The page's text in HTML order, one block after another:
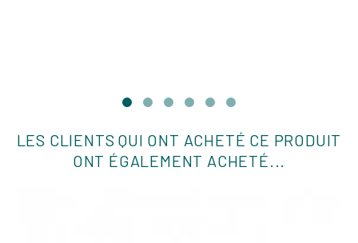
LES CLIENTS QUI ONT ACHETÉ CE PRODUIT
ONT ÉGALEMENT ACHETÉ...